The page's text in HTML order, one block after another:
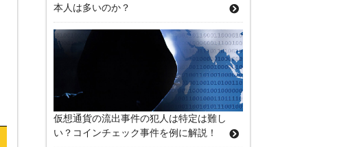
本人は多いのか？
仮想通貨の流出事件の犯人は特定は難し
い？コインチェック事件を例に解説！